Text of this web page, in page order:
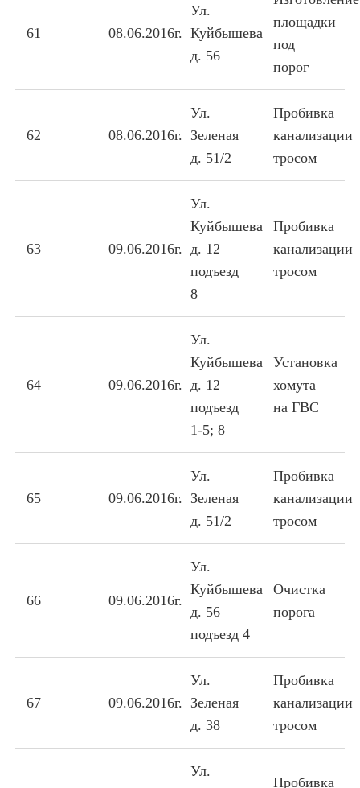
61 08.06.2016г.
Ул.
Куйбышева
д. 56
площадки
под
порог
62 08.06.2016г.
Ул.
Зеленая
д. 51/2
Пробивка
канализации
тросом
63 09.06.2016г.
Ул.
Куйбышева
д. 12
подъезд
8
Пробивка
канализации
тросом
64 09.06.2016г.
Ул.
Куйбышева
д. 12
подъезд
1-5; 8
Установка
хомута
на ГВС
65 09.06.2016г.
Ул.
Зеленая
д. 51/2
Пробивка
канализации
тросом
66 09.06.2016г.
Ул.
Куйбышева
д. 56
подъезд 4
Очистка
порога
67 09.06.2016г.
Ул.
Зеленая
д. 38
Пробивка
канализации
тросом
Ул.
Пробивка